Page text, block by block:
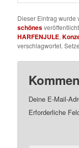
Dieser Eintrag wurde
schönes
HARFENJULE,
verschlagwortet.
Deine E-Mail-
Erforderliche